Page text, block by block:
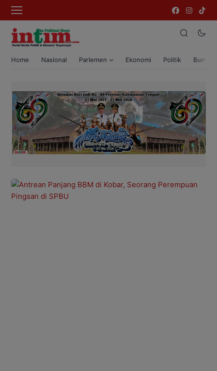
Home Nasional Parlemen Ekonomi Politik Bumi